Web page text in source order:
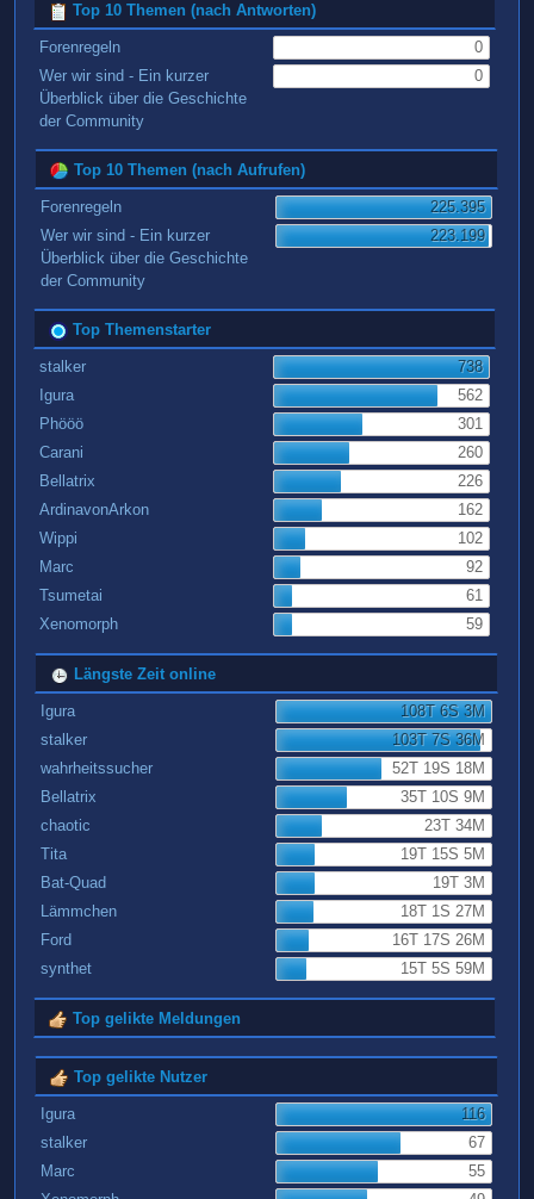
Top 10 Themen (nach Antworten)
Forenregeln
0
Wer wir sind - Ein kurzer
Überblick über die Geschichte
der Community
0
Top 10 Themen (nach Aufrufen)
Forenregeln
225.395
Wer wir sind - Ein kurzer
Überblick über die Geschichte
der Community
223.199
Top Themenstarter
stalker
738
Igura
562
Phööö
301
Carani
260
Bellatrix
226
ArdinavonArkon
162
Wippi
102
Marc
92
Tsumetai
61
Xenomorph
59
Längste Zeit online
Igura
108T 6S 3M
stalker
103T 7S 36M
wahrheitssucher
52T 19S 18M
Bellatrix
35T 10S 9M
chaotic
23T 34M
Tita
19T 15S 5M
Bat-Quad
19T 3M
Lämmchen
18T 1S 27M
Ford
16T 17S 26M
synthet
15T 5S 59M
Top gelikte Meldungen
Top gelikte Nutzer
Igura
116
stalker
67
Marc
55